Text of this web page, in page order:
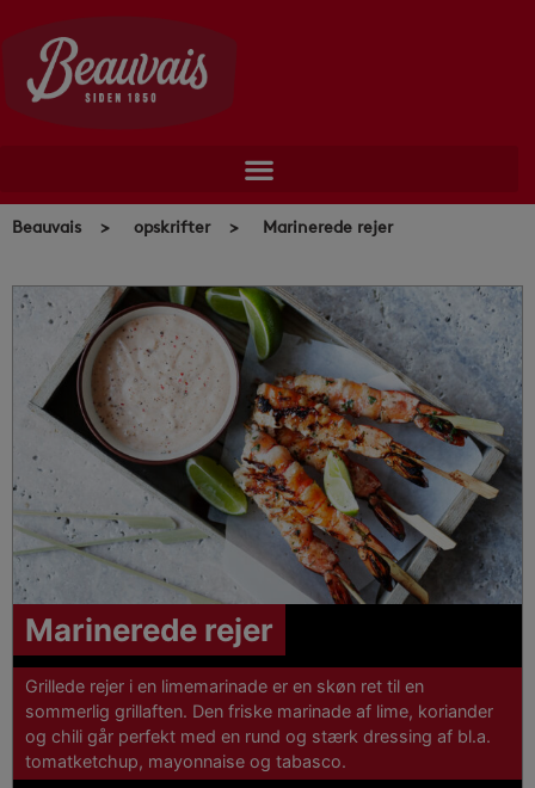
content
Beauvais > opskrifter> Marinerede rejer
Marinerede rejer
Grillede rejer i en limemarinade er en skøn ret til en
sommerlig grillaften. Den friske marinade af lime, koriander
og chili går perfekt med en rund og stærk dressing af bl.a.
tomatketchup, mayonnaise og tabasco.